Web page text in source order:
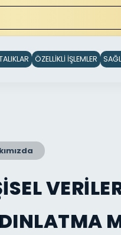
ÖZELLİKLİ İŞLEMLER